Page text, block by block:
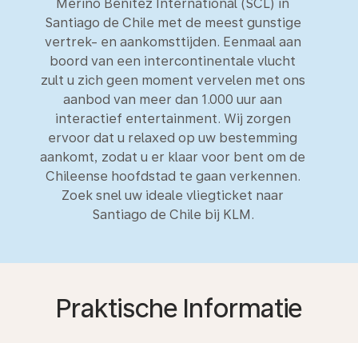
Merino Benítez International (SCL) in
Santiago de Chile met de meest gunstige
vertrek- en aankomsttijden. Eenmaal aan
boord van een intercontinentale vlucht
zult u zich geen moment vervelen met ons
aanbod van meer dan 1.000 uur aan
interactief entertainment. Wij zorgen
ervoor dat u relaxed op uw bestemming
aankomt, zodat u er klaar voor bent om de
Chileense hoofdstad te gaan verkennen.
Zoek snel uw ideale vliegticket naar
Santiago de Chile bij KLM.
Praktische Informatie